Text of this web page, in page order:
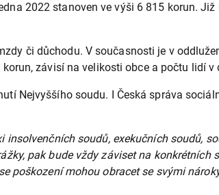
2022 stanoven ve výši 6 815 korun.
či důchodu. V současnosti je v
závisí na velikosti obce a počtu lidí v
Nejvyššího soudu. I Česká správa
soudů, exekučních soudů,
pak bude vždy záviset na konkrétních
poškození mohou obracet se svými